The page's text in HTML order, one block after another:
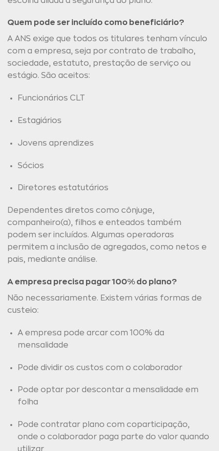
Quem pode ser incluído como beneficiário?
A ANS exige que todos os titulares tenham vínculo
com a empresa, seja por contrato de trabalho,
sociedade, estatuto, prestação de serviço ou
estágio. São aceitos:
Funcionários CLT
Estagiários
Jovens aprendizes
Sócios
Diretores estatutários
Dependentes diretos como cônjuge,
companheiro(a), filhos e enteados também
podem ser incluídos. Algumas operadoras
permitem a inclusão de agregados, como netos e
pais, mediante análise.
A empresa precisa pagar 100% do plano?
Não necessariamente. Existem várias formas de
custeio:
A empresa pode arcar com 100% da
mensalidade
Pode dividir os custos com o colaborador
Pode optar por descontar a mensalidade em
folha
Pode contratar plano com coparticipação,
onde o colaborador paga parte do valor quando
utilizar